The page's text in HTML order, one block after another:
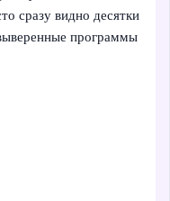
сразу видно десятки
программы